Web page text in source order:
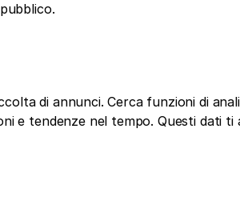
di annunci. Cerca funzioni di
e tendenze nel tempo. Questi dati ti